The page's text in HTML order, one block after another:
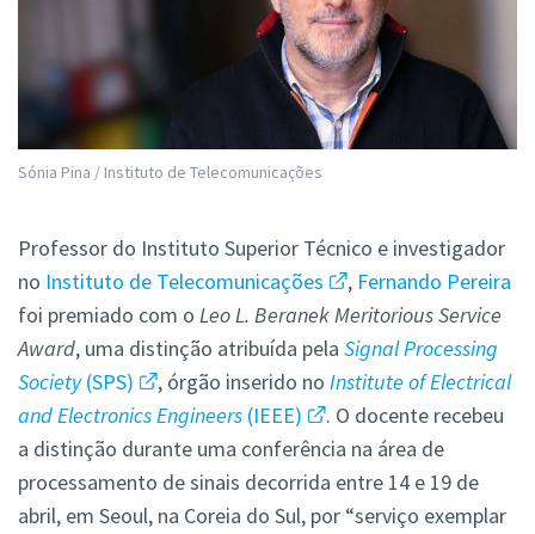
Sónia Pina / Instituto de Telecomunicações
Professor do Instituto Superior Técnico e investigador
no Instituto de Telecomunicações , Fernando Pereira
foi premiado com o Leo L. Beranek Meritorious Service
Award, uma distinção atribuída pela Signal Processing
Society(SPS) , órgão inserido no Institute of Electrical
and Electronics Engineers (IEEE)
. O docente recebeu
a distinção durante uma conferência na área de
processamento de sinais decorrida entre 14 e 19 de
abril, em Seoul, na Coreia do Sul, por “serviço exemplar